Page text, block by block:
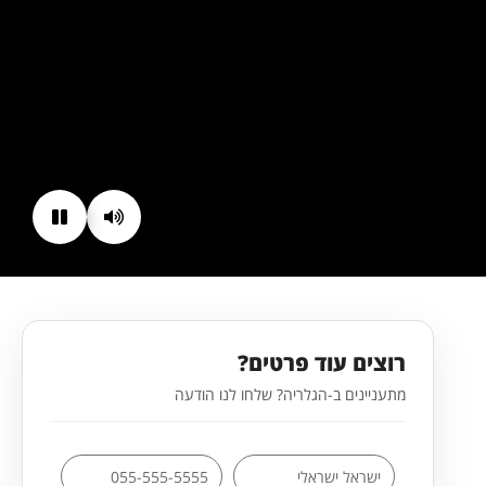
רוצים עוד פרטים?
מתעניינים ב-הגלריה? שלחו לנו הודעה